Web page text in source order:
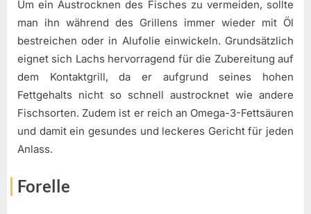
Um ein Austrocknen des Fisches zu vermeiden, sollte
man ihn während des Grillens immer wieder mit Öl
bestreichen oder in Alufolie einwickeln. Grundsätzlich
eignet sich Lachs hervorragend für die Zubereitung auf
dem Kontaktgrill, da er aufgrund seines hohen
Fettgehalts nicht so schnell austrocknet wie andere
Fischsorten. Zudem ist er reich an Omega-3-Fettsäuren
und damit ein gesundes und leckeres Gericht für jeden
Anlass.
Forelle